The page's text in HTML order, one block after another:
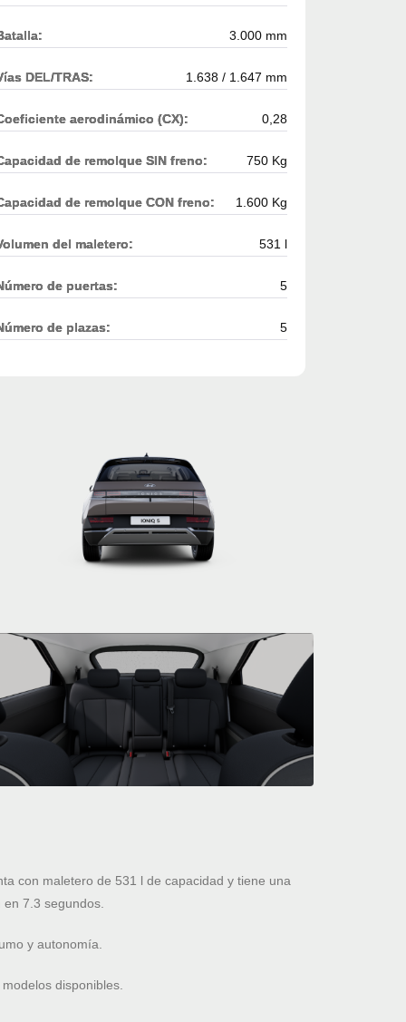
3.000 mm
DEL/TRAS: 1.638 / 1.647 mm
aerodinámico (CX): 0,28
de remolque SIN freno: 750 Kg
de remolque CON freno: 1.600 Kg
del maletero: 531 l
de puertas: 5
de plazas: 5
con maletero de 531 l de capacidad y tiene una
7.3 segundos.
y autonomía.
disponibles.